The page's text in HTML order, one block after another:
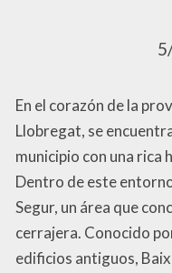
En el corazón de la
Llobregat, se
municipio con una
Dentro de este
Segur, un área que
cerrajera. Conocido
edificios antiguos,